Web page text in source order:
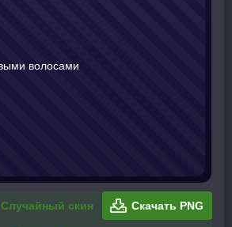
Случайный скин Скачать PNG